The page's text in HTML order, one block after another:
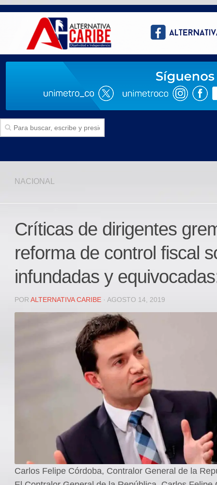
Politica
Deportes
JUDICIAL
REGIONAL
DEPARTAMENTAL
Internacional
Registro ISSN: 2711-3299
NACIONAL
Críticas de dirigentes
reforma de control fiscal
infundadas y
POR ALTERNATIVA CARIBE · AGOSTO 14, 2019
Carlos Felipe Córdoba, Contralor General de la